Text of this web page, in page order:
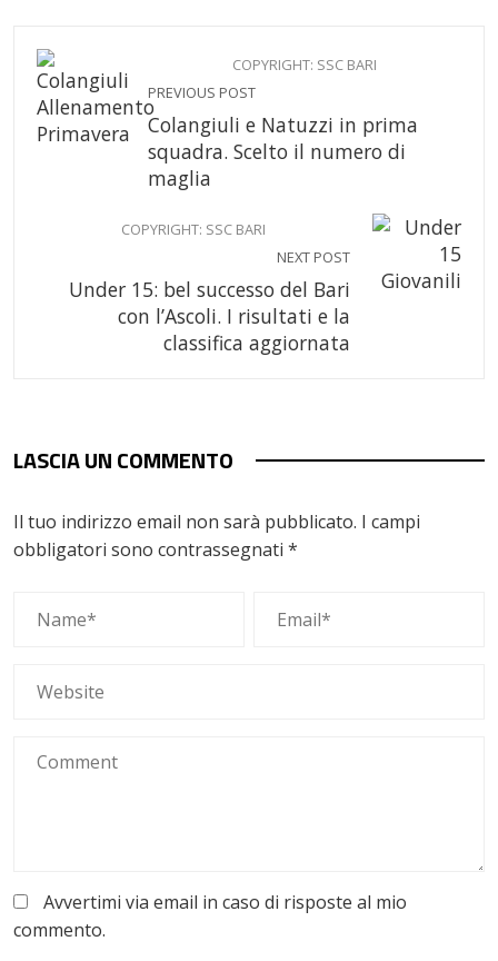
COPYRIGHT: SSC BARI
PREVIOUS POST
Colangiuli e Natuzzi in prima
squadra. Scelto il numero di
maglia
COPYRIGHT: SSC BARI
NEXT POST
Under 15: bel successo del Bari
con l’Ascoli. I risultati e la
classifica aggiornata
LASCIA UN COMMENTO
Il tuo indirizzo email non sarà pubblicato. I campi
obbligatori sono contrassegnati *
Avvertimi via email in caso di risposte al mio
commento.